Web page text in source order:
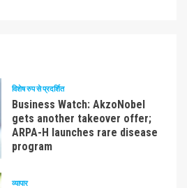
विशेष रुप से प्रदर्शित
Business Watch: AkzoNobel
gets another takeover offer;
ARPA-H launches rare disease
program
व्यापार